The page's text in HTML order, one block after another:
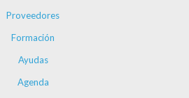
Proveedores
Formación
Ayudas
Agenda